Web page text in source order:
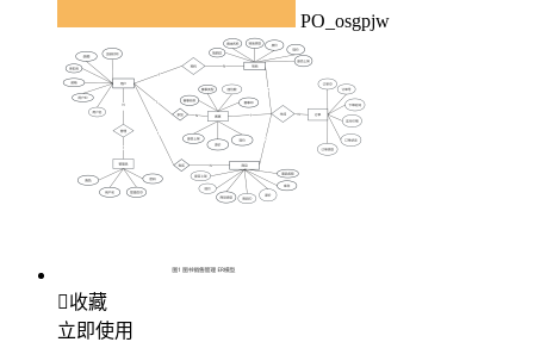
PO_osgpjw
收藏
立即使用